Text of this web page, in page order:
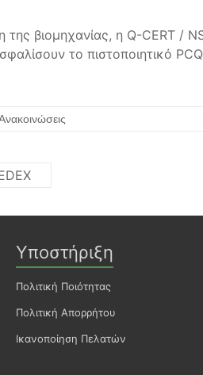
της βιομηχανίας, η Q-CERT /
το πιστοποιητικό
Υποστήριξη
Πολιτική Ποιότητας
Πολιτική Απορρήτου
Ικανοποίηση Πελατών